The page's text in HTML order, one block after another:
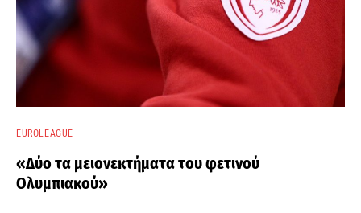
EUROLEAGUE
«Δύο τα μειονεκτήματα του φετινού
Ολυμπιακού»